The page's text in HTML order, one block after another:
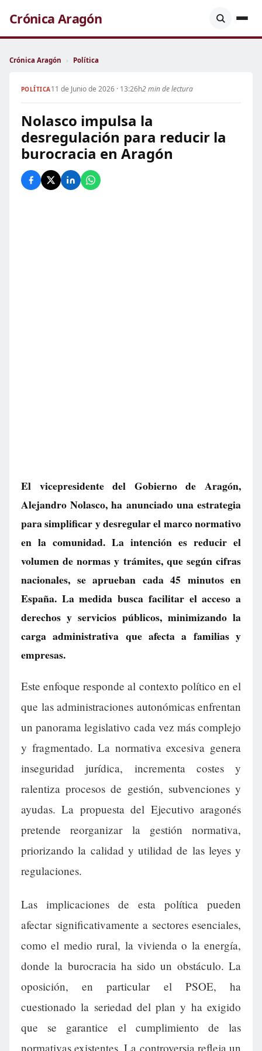
Crónica Aragón
Crónica Aragón › Política
POLÍTICA11 de Junio de 2026 · 13:26h2 min de lectura
Nolasco impulsa la
desregulación para reducir la
burocracia en Aragón
El vicepresidente del Gobierno de Aragón,
Alejandro Nolasco, ha anunciado una estrategia
para simplificar y desregular el marco normativo
en la comunidad. La intención es reducir el
volumen de normas y trámites, que según cifras
nacionales, se aprueban cada 45 minutos en
España. La medida busca facilitar el acceso a
derechos y servicios públicos, minimizando la
carga administrativa que afecta a familias y
empresas.
Este enfoque responde al contexto político en el
que las administraciones autonómicas enfrentan
un panorama legislativo cada vez más complejo
y fragmentado. La normativa excesiva genera
inseguridad jurídica, incrementa costes y
ralentiza procesos de gestión, subvenciones y
ayudas. La propuesta del Ejecutivo aragonés
pretende reorganizar la gestión normativa,
priorizando la calidad y utilidad de las leyes y
regulaciones.
Las implicaciones de esta política pueden
afectar significativamente a sectores esenciales,
como el medio rural, la vivienda o la energía,
donde la burocracia ha sido un obstáculo. La
oposición, en particular el PSOE, ha
cuestionado la seriedad del plan y ha exigido
que se garantice el cumplimiento de las
normativas existentes. La controversia refleja un